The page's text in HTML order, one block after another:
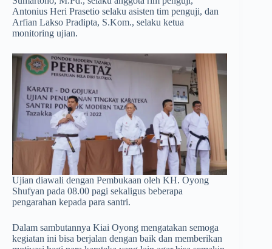
Antonius Heri Prasetio selaku asisten tim penguji, dan
Arfian Lakso Pradipta, S.Kom., selaku ketua
monitoring ujian.
Ujian diawali dengan Pembukaan oleh KH. Oyong
Shufyan pada 08.00 pagi sekaligus beberapa
pengarahan kepada para santri.
Dalam sambutannya Kiai Oyong mengatakan semoga
kegiatan ini bisa berjalan dengan baik dan memberikan